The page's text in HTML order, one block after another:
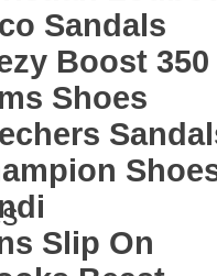
Sandals
Boost 350
Shoes
Slip On